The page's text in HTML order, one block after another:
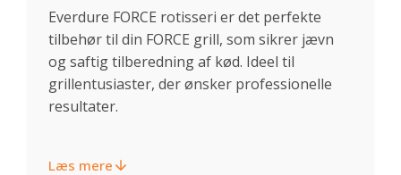
Everdure FORCE rotisseri er det perfekte
tilbehør til din FORCE grill, som sikrer jævn
og saftig tilberedning af kød. Ideel til
grillentusiaster, der ønsker professionelle
resultater.
Læs mere